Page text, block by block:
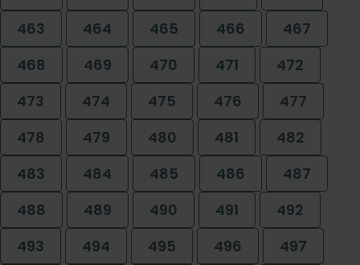
463
464 465 466
467
468
469 470 471
472
473
474 475 476
477
478
479 480 481
482
483
484 485 486
487
488
489 490 491
492
493
494 495 496
497